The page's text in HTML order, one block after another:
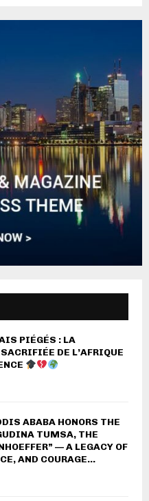
PIÉGÉS : LA
DE L’AFRIQUE
ABABA HONORS THE
TUMSA, THE
— A LEGACY OF
AND COURAGE...